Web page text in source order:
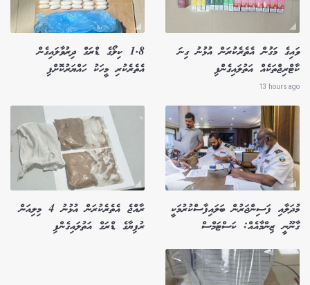
ވައިގެ މަގުން އެތެރެކުރަން އުޅުނު ގިނަ
ކާޓްރިޖްތަކެއް އަތުލައިގެންފި
13 hours ago
1.8 ކިލޯގެ ޑްރަގް ދިރުވާލައިގެން
އެތެރެކުރި މީހަކު ހައްޔަރުކޮށްފި
މުދަލާއި ފަސިންޖަރުން ބަލައިފާސްކުރުމަކީ
ގާނޫނީ ޒިންމާއެއް: ކަސްޓަމްސް
ރާއްޖެ އެތެރެކުރަން އުޅުނު 4 މިލިއަން
ރުފިޔާގެ ޑްރަގް އަތުލައިގެންފި